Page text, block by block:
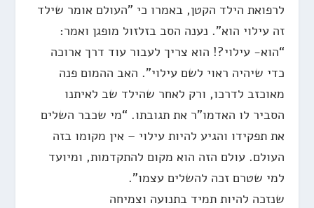
לרפואת הילד הקטן, באמרו כי "העולם אומר שילד
זה עילוי הוא". נענה הסב בזלזול מופגן ואמר:
“הוא- עילוי?! הוא צריך לעבור עוד דרך ארוכה
כדי שיהיה ראוי לשם עילוי”. האב ההמום פנה
מאוכזב לדרכו, ורק לאחר שהילד שב לאיתנו
הסביר לו האדמו”ר את תגובתו. “מי שכבר השלים
את תפקידו והגיע להיות עילוי – אין מקומו בזה
העולם. עולם הזה הוא מקום להתקדמות, ומיועד
למי שטרם זכה להשלים עצמו”.
שנזכה להיות תמיד בתנועה וצמיחה